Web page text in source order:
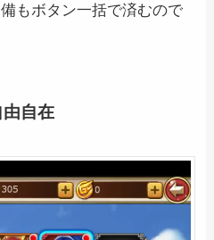
もボタン一括で済むので
自在